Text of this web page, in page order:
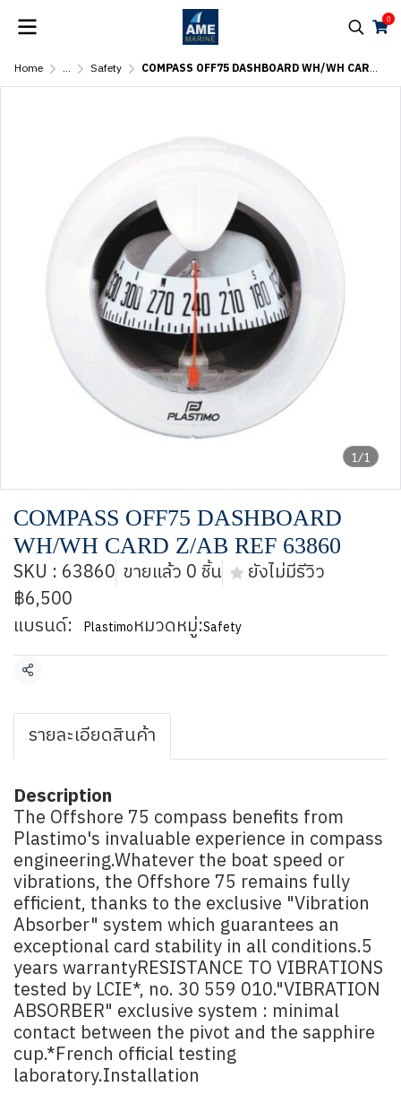
0
Home ... Safety COMPASS OFF75 DASHBOARD WH/WH CARD Z/AB REF 63860
1/1
COMPASS OFF75 DASHBOARD
WH/WH CARD Z/AB REF 63860
SKU : 63860 ขายแล้ว 0 ชิ้น
ยังไม่มีรีวิว
฿6,500
แบรนด์:
Plastimoหมวดหมู่:Safety
แชร์
รายละเอียดสินค้า
Description
The Offshore 75 compass benefits from
Plastimo's invaluable experience in compass
engineering.Whatever the boat speed or
vibrations, the Offshore 75 remains fully
efficient, thanks to the exclusive "Vibration
Absorber" system which guarantees an
exceptional card stability in all conditions.5
years warrantyRESISTANCE TO VIBRATIONS
tested by LCIE*, no. 30 559 010."VIBRATION
ABSORBER" exclusive system : minimal
contact between the pivot and the sapphire
cup.*French official testing
laboratory.Installation